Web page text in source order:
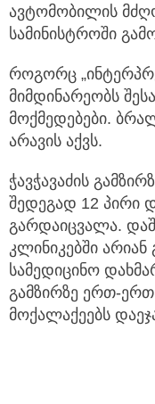
ავტომობილის
სამინისტროში
როგორც
მიმდინარეობს
მოქმედებები.
არავის აქვს.
ჭავჭავაძის
შედეგად 12 პირი
გარდაიცვალა.
კლინიკებში
სამედიცინო
გამზირზე ერთ-ერთ
მოქალაქეებს